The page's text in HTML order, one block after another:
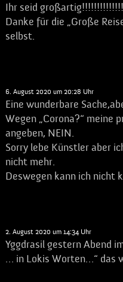
Ihr seid
Danke für die „Große
selbst.
6. August 2020 um 20:28 Uhr
Eine wunderbare
Wegen „Corona?“ meine
angeben, NEIN.
Sorry lebe Künstler aber
nicht mehr.
Deswegen kann ich nicht
2. August 2020 um 14:34 Uhr
Yggdrasil gestern Abend
… in Lokis Worten…“ das